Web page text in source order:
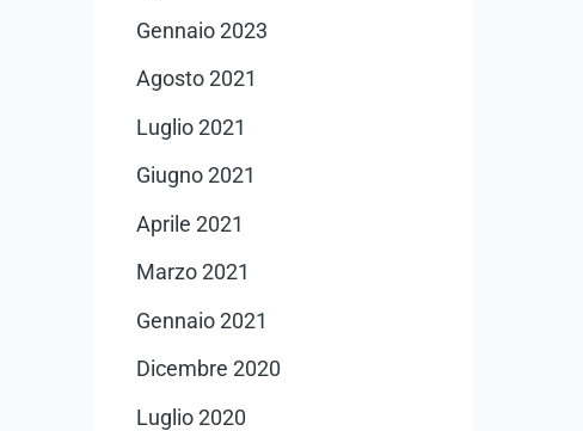
Gennaio 2023
Agosto 2021
Luglio 2021
Giugno 2021
Aprile 2021
Marzo 2021
Gennaio 2021
Dicembre 2020
Luglio 2020